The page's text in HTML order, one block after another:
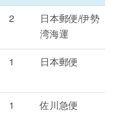
2
日本郵便/伊勢
湾海運
1 日本郵便
1 佐川急便